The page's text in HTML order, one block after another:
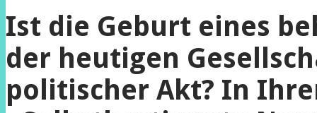
Ist die Geburt eines
der heutigen
politischer Akt? In